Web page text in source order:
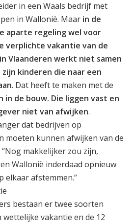
in een Waals bedrijf met
in Wallonië. Maar in de
aparte regeling wel voor
verplichte vakantie van de
Vlaanderen werkt niet samen
kinderen die naar een
. Dat heeft te maken met de
de bouw. Die liggen vast en
niet van afwijken.
dat bedrijven op
moeten kunnen afwijken van de
makkelijker zou zijn,
Wallonië inderdaad opnieuw
elkaar afstemmen.”
bestaan er twee soorten
wettelijke vakantie en de 12